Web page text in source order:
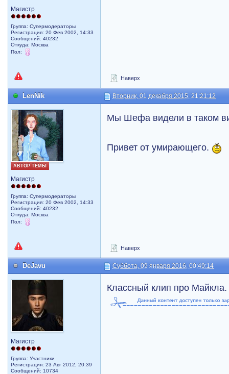
Магистр
Группа: Супермодераторы
Регистрация: 20 Фев 2002, 14:33
Сообщений: 40232
Откуда: Москва
Пол:
Наверх
LenNik Вторник, 01 декабря 2015, 21:21:12
АВТОР ТЕМЫ
Магистр
Группа: Супермодераторы
Регистрация: 20 Фев 2002, 14:33
Сообщений: 40232
Откуда: Москва
Пол:
Мы Шефа видели в таком
Привет от умирающего.
Наверх
DeJavu Суббота, 09 января 2016, 00:49:14
Магистр
Группа: Участники
Регистрация: 23 Авг 2012, 20:39
Сообщений: 10734
Классный клип про